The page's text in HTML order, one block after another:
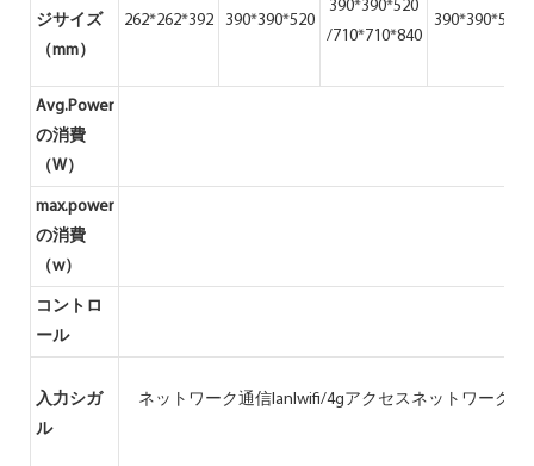
ジサイズ
（mm）
262*262*392 390*390*520
390*390*520
/710*710*840
390*390*520
Avg.Power
の消費
（W）
max.power
の消費
（w）
コントロ
ール
入力シガ
ル
ネットワーク通信lanlwifi/4gアクセスネットワーク